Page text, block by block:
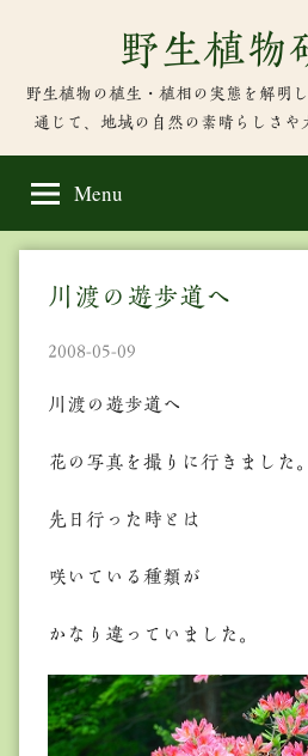
content
野生植物
野生植物の植生・植相の実態を解明
通じて、地域の自然の素晴らしさや
Menu
川渡の遊歩道へ
2008-05-09
川渡の遊歩道へ
花の写真を撮りに行きました。
先日行った時とは
咲いている種類が
かなり違っていました。